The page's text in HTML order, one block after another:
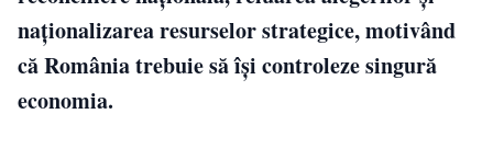
naționalizarea resurselor strategice, motivând
că România trebuie să își controleze singură
economia.